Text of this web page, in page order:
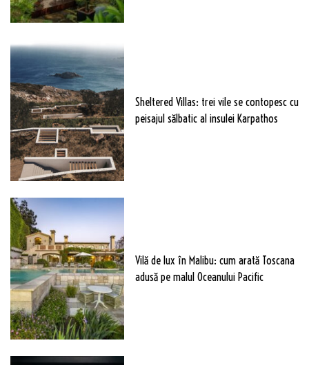
Sheltered Villas: trei vile se contopesc cu
peisajul sălbatic al insulei Karpathos
Vilă de lux în Malibu: cum arată Toscana
adusă pe malul Oceanului Pacific